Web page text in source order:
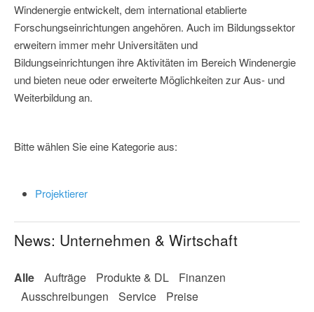
Windenergie entwickelt, dem international etablierte
Forschungseinrichtungen angehören. Auch im Bildungssektor
erweitern immer mehr Universitäten und
Bildungseinrichtungen ihre Aktivitäten im Bereich Windenergie
und bieten neue oder erweiterte Möglichkeiten zur Aus- und
Weiterbildung an.
Bitte wählen Sie eine Kategorie aus:
Projektierer
News: Unternehmen & Wirtschaft
Alle Aufträge Produkte & DL
Finanzen
Ausschreibungen
Service Preise